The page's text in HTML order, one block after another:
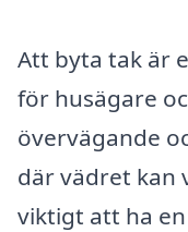
Att byta tak är
för husägare
övervägande
där vädret kan
viktigt att ha